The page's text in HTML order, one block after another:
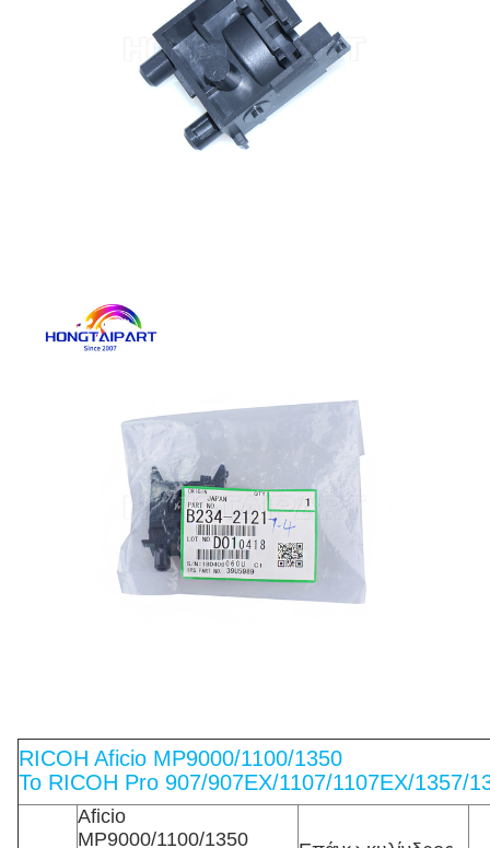
RICOH Aficio MP9000/1100/1350
Το RICOH Pro 907/907EX/1107/1107EX/1357/
Aficio
MP9000/1100/1350